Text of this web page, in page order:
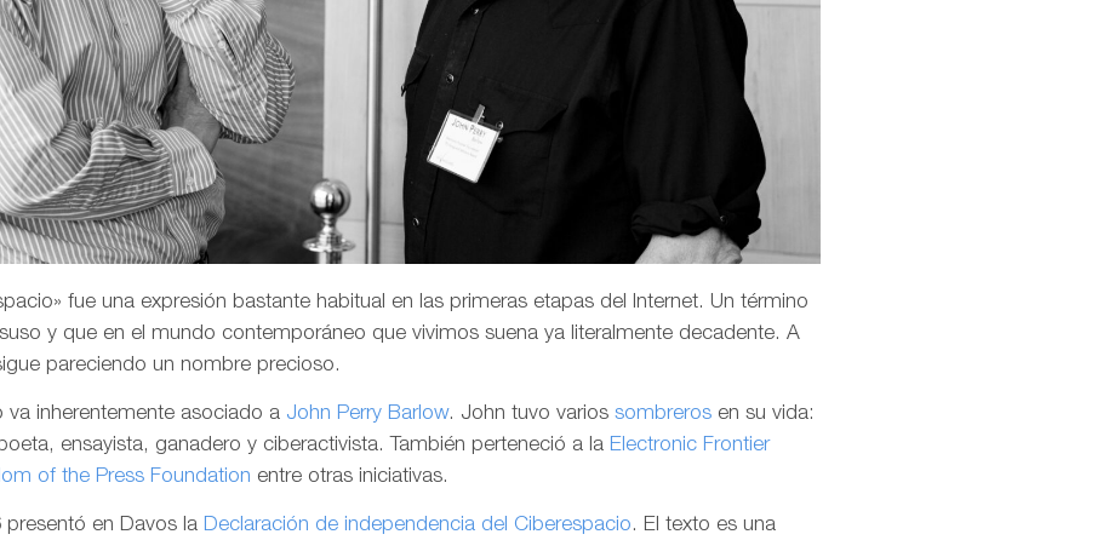
fue una expresión bastante habitual en las primeras etapas del Internet. Un término
y que en el mundo contemporáneo que vivimos suena ya literalmente decadente. A
pareciendo un nombre precioso.
va inherentemente asociado a John Perry Barlow. John tuvo varios sombreros en su vida:
ensayista, ganadero y ciberactivista. También perteneció a la Electronic Frontier
of the Press Foundation entre otras iniciativas.
en Davos la Declaración de independencia del Ciberespacio. El texto es una